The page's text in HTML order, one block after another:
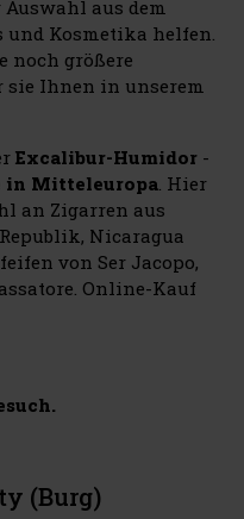
aus dem
Kosmetika helfen.
noch größere
Ihnen in unserem
Excalibur-Humidor -
in Mitteleuropa . Hier
an Zigarren aus
Nicaragua
von Ser Jacopo,
Online-Kauf
(Burg)